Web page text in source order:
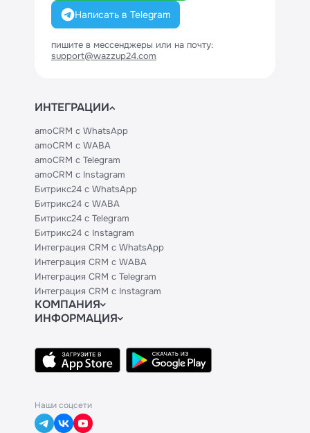
Написать в Telegram
пишите в мессенджеры или на почту:
support@wazzup24.com
ИНТЕГРАЦИИ
amoCRM с WhatsApp
amoCRM с WABA
amoCRM с Telegram
amoCRM с Instagram
Битрикс24 с WhatsApp
Битрикс24 с WABA
Битрикс24 с Telegram
Битрикс24 с Instagram
Интеграция CRM с WhatsApp
Интеграция CRM с WABA
Интеграция CRM с Telegram
Интеграция CRM с Instagram
КОМПАНИЯ
Блог
Контакты
Политики и соглашения
ИНФОРМАЦИЯ
Техническим партнерам
Тарифы
Наши соцсети